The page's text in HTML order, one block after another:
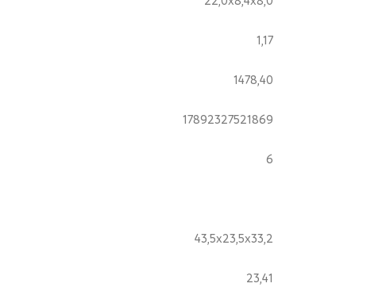
1,17
1478,40
17892327521869
6
43,5x23,5x33,2
23,41